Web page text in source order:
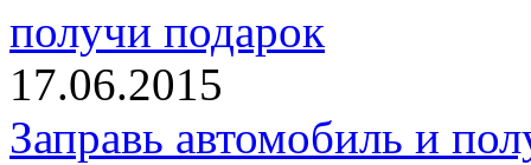
17.06.2015
Заправь автомобиль и